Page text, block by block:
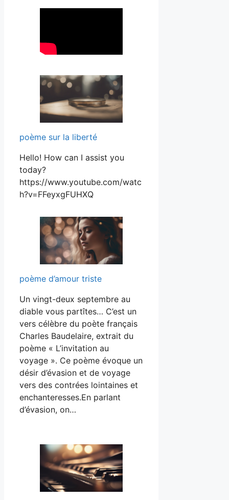
poème sur la liberté
Hello! How can I assist you
today?
https://www.youtube.com/watc
h?v=FFeyxgFUHXQ
poème d’amour triste
Un vingt-deux septembre au
diable vous partîtes… C’est un
vers célèbre du poète français
Charles Baudelaire, extrait du
poème « L’invitation au
voyage ». Ce poème évoque un
désir d’évasion et de voyage
vers des contrées lointaines et
enchanteresses.En parlant
d’évasion, on…